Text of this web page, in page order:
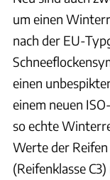
um einen
nach der EU-
einen
einem neuen
so echte
Werte der
(Reifenklasse